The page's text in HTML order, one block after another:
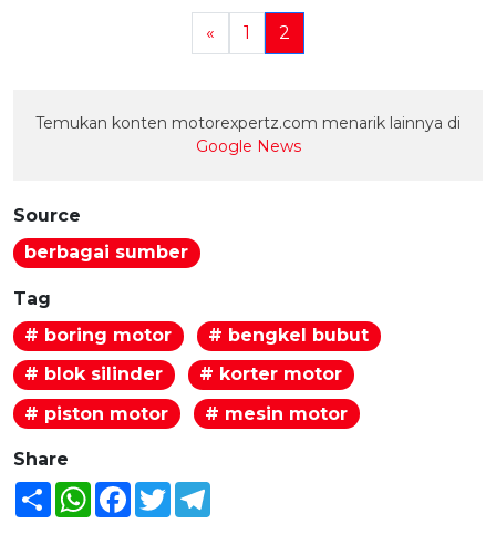
« 1 2
Temukan konten motorexpertz.com menarik lainnya di
Google News
Source
berbagai sumber
Tag
# boring motor
# bengkel bubut
# blok silinder
# korter motor
# piston motor
# mesin motor
Share
Share WhatsAppFacebook
Twitter